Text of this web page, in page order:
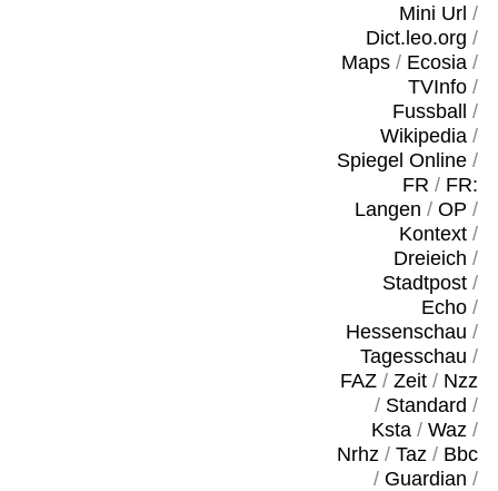
Mini Url /
Dict.leo.org /
Maps/ Ecosia/
TVInfo/
Fussball
/
Wikipedia/
Spiegel Online/
FR / FR:
Langen / OP /
Kontext/
Dreieich /
Stadtpost/
Echo/
Hessenschau /
Tagesschau /
FAZ/ Zeit/ Nzz
/ Standard /
Ksta/ Waz/
Nrhz/ Taz/ Bbc
/ Guardian /